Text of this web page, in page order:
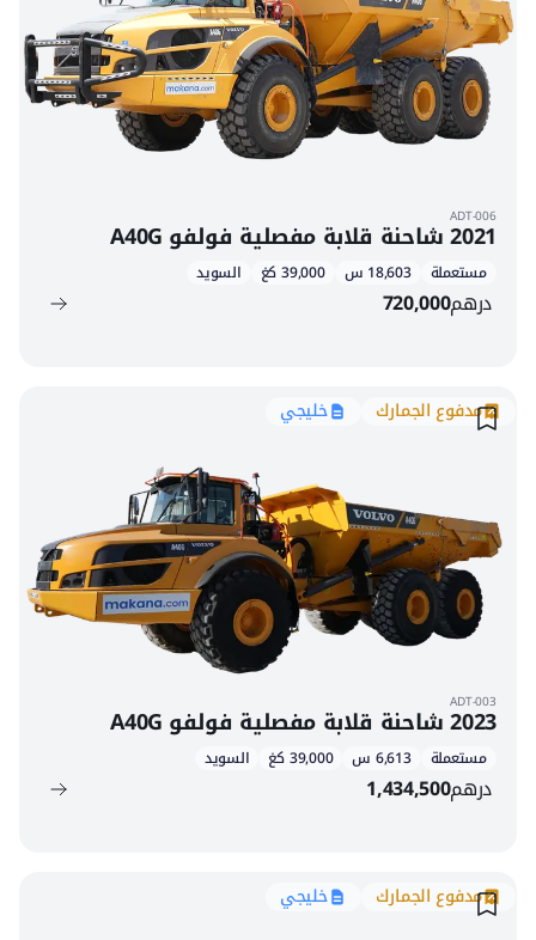
ADT-006
2021 شاحنة قلابة مفصلية فولفو A40G
مستعملة 18,603 س 39,000 كغ السويد
درهم720,000
مدفوع الجمارك خليجي
ADT-003
2023 شاحنة قلابة مفصلية فولفو A40G
مستعملة 6,613 س 39,000 كغ السويد
درهم1,434,500
مدفوع الجمارك خليجي